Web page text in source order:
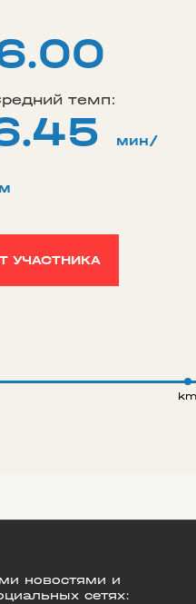
темп:
мин/
УЧАСТНИКА
km
новостями и
сетях: